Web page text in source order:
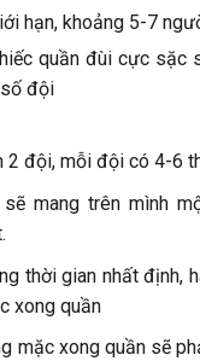
hạn, khoảng 5-7
quần đùi cực sặc
đội
2 đội, mỗi đội có 4-6
mang trên mình
thời gian nhất định,
xong quần
mặc xong quần sẽ